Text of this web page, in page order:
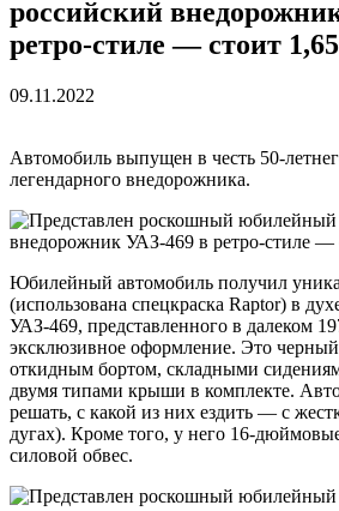
российский
ретро-стиле — стоит
09.11.2022
Автомобиль выпущен в честь 50-
легендарного внедорожника.
Юбилейный автомобиль получил
(использована спецкраска Raptor) в
УАЗ-469, представленного в далеком
эксклюзивное оформление. Это
откидным бортом, складными
двумя типами крыши в комплекте.
решать, с какой из них ездить — с
дугах). Кроме того, у него 16-
силовой обвес.